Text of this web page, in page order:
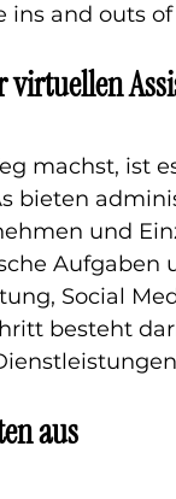
and outs
virtuellen
machst, ist
bieten
und
Aufgaben
Social
besteht
aus